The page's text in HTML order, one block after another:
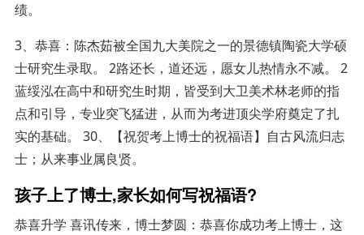
绩。
3、恭喜：陈杰茹被全国九大美院之一的景德镇陶瓷大学硕
士研究生录取。 2路还长，道还远，愿女儿热情永不减。 2
蓝绥泓在高中和研究生时期，皆受到大卫美术林老师的指
点和引导，专业突飞猛进，从而为考进顶尖学府奠定了扎
实的基础。 30、【祝贺考上博士的祝福语】自古风流归志
士；从来事业属良贤。
孩子上了博士,家长如何写祝福语?
恭喜升学 喜讯传来，博士梦圆：恭喜你成功考上博士，这